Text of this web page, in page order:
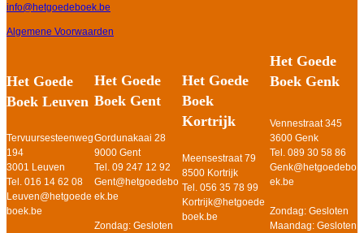
info@hetgoedeboek.be
Algemene Voorwaarden
Het Goede
Boek Leuven
Tervuursesteenweg
194
3001 Leuven
Tel. 016 14 62 08
Leuven@hetgoede
boek.be
Het Goede
Boek Gent
Gordunakaai 28
9000 Gent
Tel. 09 247 12 92
Gent@hetgoedebo
ek.be
Zondag: Gesloten
Het Goede
Boek
Kortrijk
Meensestraat 79
8500 Kortrijk
Tel. 056 35 78 99
Kortrijk@hetgoede
boek.be
Het Goede
Boek Genk
Vennestraat 345
3600 Genk
Tel. 089 30 58 86
Genk@hetgoedebo
ek.be
Zondag: Gesloten
Maandag: Gesloten